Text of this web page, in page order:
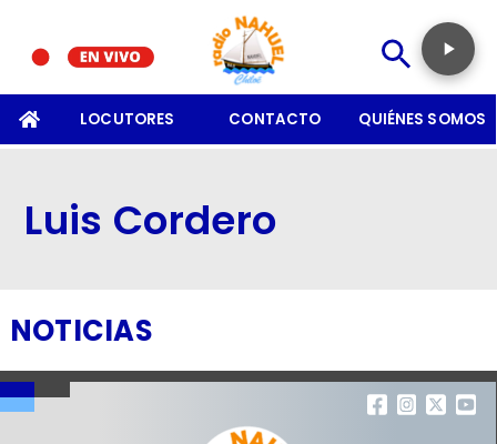
LOCUTORES CONTACTO QUIÉNES SOMOS
Luis Cordero
NOTICIAS